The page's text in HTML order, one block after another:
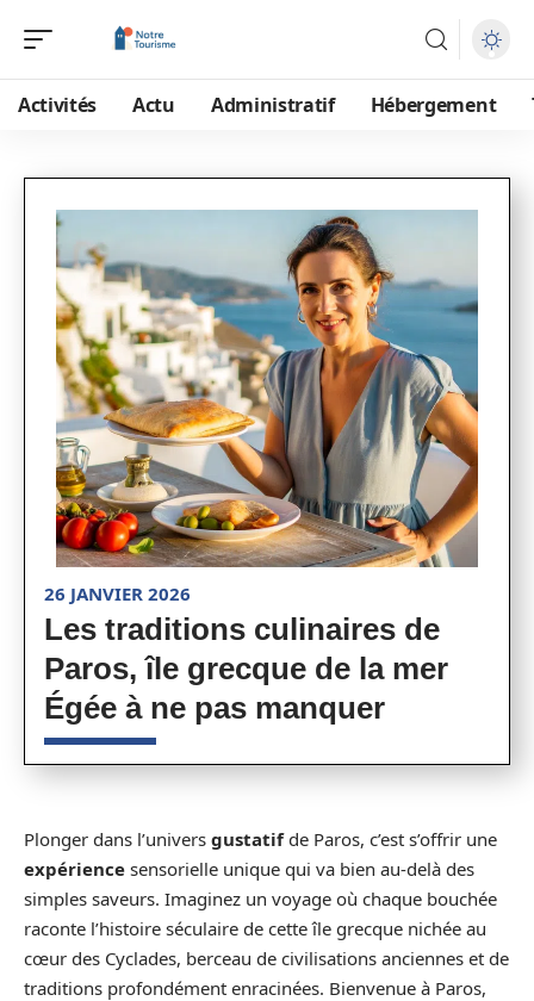
Activités Actu Administratif Hébergement
26 JANVIER 2026
Les traditions culinaires de
Paros, île grecque de la mer
Égée à ne pas manquer
Plonger dans l’univers gustatifde Paros, c’est s’offrir une
expérience sensorielle unique qui va bien au-delà des
simples saveurs. Imaginez un voyage où chaque bouchée
raconte l’histoire séculaire de cette île grecque nichée au
cœur des Cyclades, berceau de civilisations anciennes et de
traditions profondément enracinées. Bienvenue à Paros,